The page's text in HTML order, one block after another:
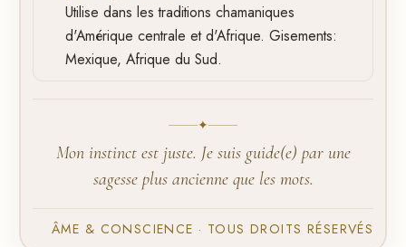
Utilise dans les traditions chamaniques
d'Amérique centrale et d'Afrique. Gisements:
Mexique, Afrique du Sud.
✦
Mon instinct est juste. Je suis guide(e) par une
sagesse plus ancienne que les mots.
ÂME & CONSCIENCE · TOUS DROITS RÉSERVÉS